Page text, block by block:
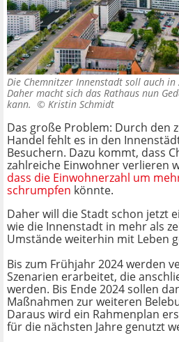
Die Chemnitzer Innenstadt soll auch in
Daher macht sich das Rathaus nun
kann. © Kristin Schmidt
Das große Problem: Durch den
Handel fehlt es in den
Besuchern. Dazu kommt, dass
zahlreiche Einwohner verlieren
dass die Einwohnerzahl um
schrumpfen könnte.
Daher will die Stadt schon jetzt
wie die Innenstadt in mehr als
Umstände weiterhin mit Leben
Bis zum Frühjahr 2024 werden
Szenarien erarbeitet, die
werden. Bis Ende 2024 sollen
Maßnahmen zur weiteren
Daraus wird ein Rahmenplan
für die nächsten Jahre genutzt